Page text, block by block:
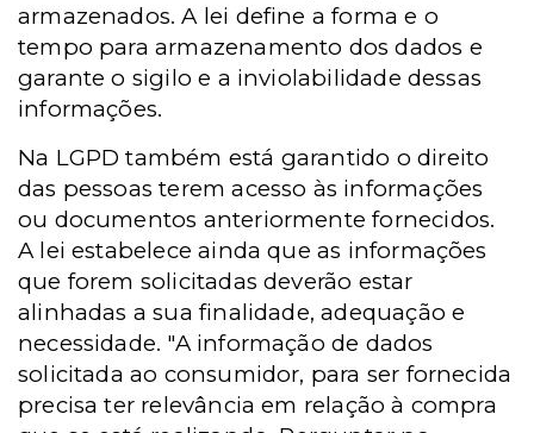
armazenados. A lei define a forma e o
tempo para armazenamento dos dados e
garante o sigilo e a inviolabilidade dessas
informações.
Na LGPD também está garantido o direito
das pessoas terem acesso às informações
ou documentos anteriormente fornecidos.
A lei estabelece ainda que as informações
que forem solicitadas deverão estar
alinhadas a sua finalidade, adequação e
necessidade. "A informação de dados
solicitada ao consumidor, para ser fornecida
precisa ter relevância em relação à compra